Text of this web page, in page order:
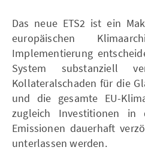
Das neue ETS2 ist ein
europäischen
Implementierung
System substanziell
Kollateralschaden für die
und die gesamte EU-
zugleich Investitionen in
Emissionen dauerhaft
unterlassen werden.